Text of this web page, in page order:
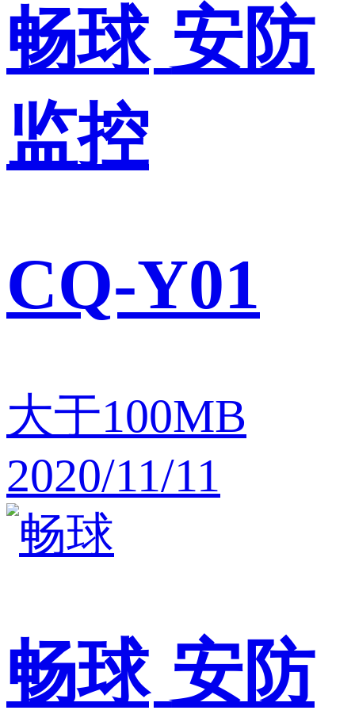
畅球 安防
监控
CQ-Y01
大于100MB
2020/11/11
畅球 安防